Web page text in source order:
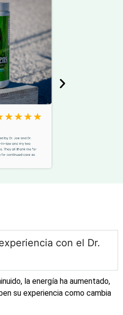
con el Dr.
la energía ha aumentado,
su experiencia como cambia